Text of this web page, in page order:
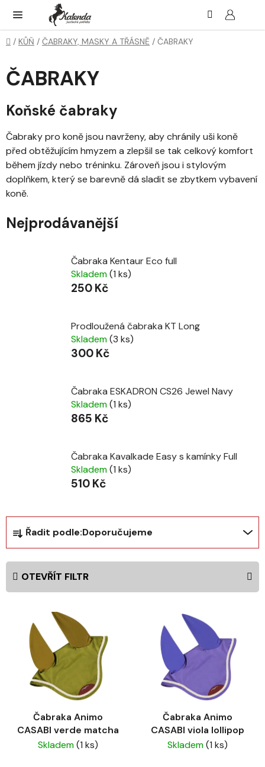
obsah
Domů
/ KŮŇ / ČABRAKY, MASKY A TŘÁSNĚ / ČABRAKY
ČABRAKY
Koňské čabraky
Čabraky pro koně jsou navrženy, aby chránily uši koně
před obtěžujícím hmyzem a zlepšil se tak celkový komfort
během jízdy nebo tréninku. Zároveň jsou i stylovým
doplňkem, který se barevně dá sladit se zbytkem vybavení
koně.
Nejprodávanější
Čabraka Kentaur Eco full
Skladem(1 ks)
250 Kč
Prodloužená čabraka KT Long
Skladem(3 ks)
300 Kč
Čabraka ESKADRON CS26 Jewel Navy
Skladem(1 ks)
865 Kč
Čabraka Kavalkade Easy s kamínky Full
Skladem(1 ks)
510 Kč
Ř
a
z
e
n
Řadit podle:Doporučujeme
OTEVŘÍT FILTR
Čabraka Animo
CASABI verde matcha
Skladem(1 ks)
Čabraka Animo
CASABI viola lollipop
Skladem(1 ks)